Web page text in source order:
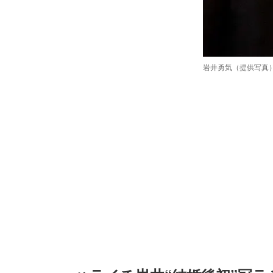
岩井勇気（提供写真